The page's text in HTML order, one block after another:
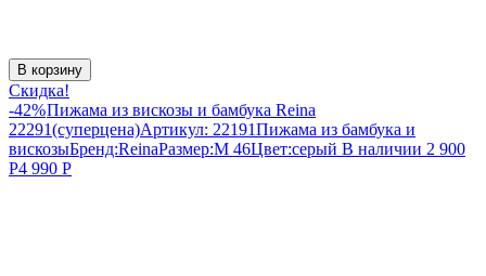
В корзину
Скидка!
-42%Пижама из вискозы и бамбука Reina
22291(суперцена)Артикул: 22191Пижама из бамбука и
вискозыБренд:ReinaРазмер:M 46Цвет:серый В наличии 2 900
Р4 990 Р